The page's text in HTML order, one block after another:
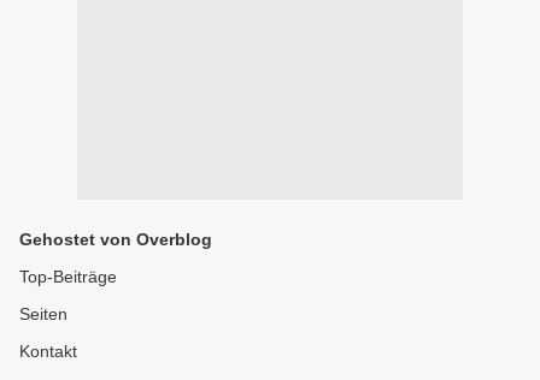
Gehostet von Overblog
Top-Beiträge
Seiten
Kontakt